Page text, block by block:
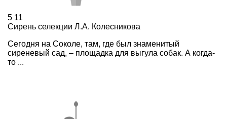
5 11
Сирень селекции Л.А. Колесникова
Сегодня на Соколе, там, где был знаменитый
сиреневый сад, – площадка для выгула собак. А когда-
то ...